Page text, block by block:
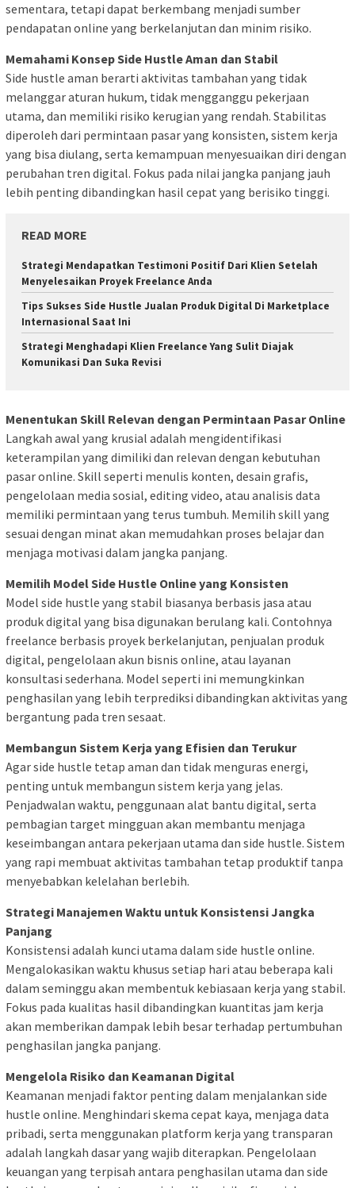
sementara, tetapi dapat berkembang menjadi sumber
pendapatan online yang berkelanjutan dan minim risiko.
Memahami Konsep Side Hustle Aman dan Stabil
Side hustle aman berarti aktivitas tambahan yang tidak
melanggar aturan hukum, tidak mengganggu pekerjaan
utama, dan memiliki risiko kerugian yang rendah. Stabilitas
diperoleh dari permintaan pasar yang konsisten, sistem kerja
yang bisa diulang, serta kemampuan menyesuaikan diri dengan
perubahan tren digital. Fokus pada nilai jangka panjang jauh
lebih penting dibandingkan hasil cepat yang berisiko tinggi.
READ MORE
Strategi Mendapatkan Testimoni Positif Dari Klien Setelah
Menyelesaikan Proyek Freelance Anda
Tips Sukses Side Hustle Jualan Produk Digital Di Marketplace
Internasional Saat Ini
Strategi Menghadapi Klien Freelance Yang Sulit Diajak
Komunikasi Dan Suka Revisi
Menentukan Skill Relevan dengan Permintaan Pasar Online
Langkah awal yang krusial adalah mengidentifikasi
keterampilan yang dimiliki dan relevan dengan kebutuhan
pasar online. Skill seperti menulis konten, desain grafis,
pengelolaan media sosial, editing video, atau analisis data
memiliki permintaan yang terus tumbuh. Memilih skill yang
sesuai dengan minat akan memudahkan proses belajar dan
menjaga motivasi dalam jangka panjang.
Memilih Model Side Hustle Online yang Konsisten
Model side hustle yang stabil biasanya berbasis jasa atau
produk digital yang bisa digunakan berulang kali. Contohnya
freelance berbasis proyek berkelanjutan, penjualan produk
digital, pengelolaan akun bisnis online, atau layanan
konsultasi sederhana. Model seperti ini memungkinkan
penghasilan yang lebih terprediksi dibandingkan aktivitas yang
bergantung pada tren sesaat.
Membangun Sistem Kerja yang Efisien dan Terukur
Agar side hustle tetap aman dan tidak menguras energi,
penting untuk membangun sistem kerja yang jelas.
Penjadwalan waktu, penggunaan alat bantu digital, serta
pembagian target mingguan akan membantu menjaga
keseimbangan antara pekerjaan utama dan side hustle. Sistem
yang rapi membuat aktivitas tambahan tetap produktif tanpa
menyebabkan kelelahan berlebih.
Strategi Manajemen Waktu untuk Konsistensi Jangka
Panjang
Konsistensi adalah kunci utama dalam side hustle online.
Mengalokasikan waktu khusus setiap hari atau beberapa kali
dalam seminggu akan membentuk kebiasaan kerja yang stabil.
Fokus pada kualitas hasil dibandingkan kuantitas jam kerja
akan memberikan dampak lebih besar terhadap pertumbuhan
penghasilan jangka panjang.
Mengelola Risiko dan Keamanan Digital
Keamanan menjadi faktor penting dalam menjalankan side
hustle online. Menghindari skema cepat kaya, menjaga data
pribadi, serta menggunakan platform kerja yang transparan
adalah langkah dasar yang wajib diterapkan. Pengelolaan
keuangan yang terpisah antara penghasilan utama dan side